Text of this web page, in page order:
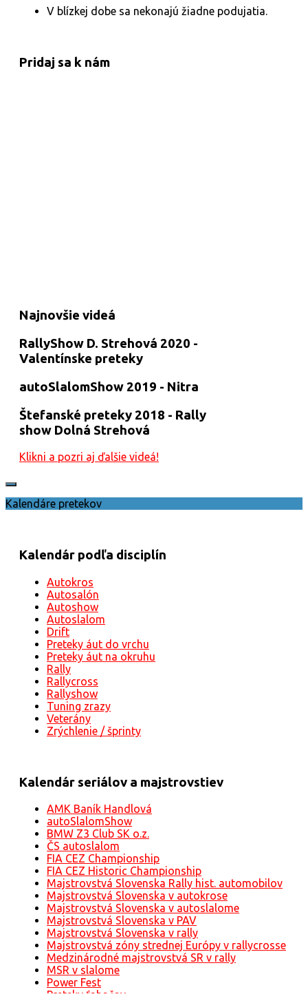
V blízkej dobe sa nekonajú žiadne podujatia.
Pridaj sa k nám
Najnovšie videá
RallyShow D. Strehová 2020 -
Valentínske preteky
autoSlalomShow 2019 - Nitra
Štefanské preteky 2018 - Rally
show Dolná Strehová
Klikni a pozri aj ďalšie videá!
Kalendáre pretekov
Kalendár podľa disciplín
Autokros
Autosalón
Autoshow
Autoslalom
Drift
Preteky áut do vrchu
Preteky áut na okruhu
Rally
Rallycross
Rallyshow
Tuning zrazy
Veterány
Zrýchlenie / šprinty
Kalendár seriálov a majstrovstiev
AMK Baník Handlová
autoSlalomShow
BMW Z3 Club SK o.z.
ČS autoslalom
FIA CEZ Championship
FIA CEZ Historic Championship
Majstrovstvá Slovenska Rally hist. automobilov
Majstrovstvá Slovenska v autokrose
Majstrovstvá Slovenska v autoslalome
Majstrovstvá Slovenska v PAV
Majstrovstvá Slovenska v rally
Majstrovstvá zóny strednej Európy v rallycrosse
Medzinárodné majstrovstvá SR v rally
MSR v slalome
Power Fest
Preteky ťahačov